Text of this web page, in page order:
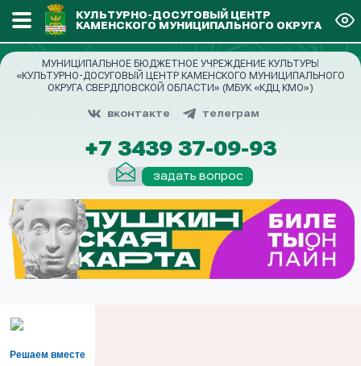
КУЛЬТУРНО-ДОСУГОВЫЙ ЦЕНТР
КАМЕНСКОГО МУНИЦИПАЛЬНОГО ОКРУГА
МУНИЦИПАЛЬНОЕ БЮДЖЕТНОЕ УЧРЕЖДЕНИЕ КУЛЬТУРЫ
«КУЛЬТУРНО-ДОСУГОВЫЙ ЦЕНТР КАМЕНСКОГО МУНИЦИПАЛЬНОГО
ОКРУГА СВЕРДЛОВСКОЙ ОБЛАСТИ» (МБУК «КДЦ КМО»)
вконтакте телеграм
+7 3439 37-09-93
задать вопрос
Решаем вместе